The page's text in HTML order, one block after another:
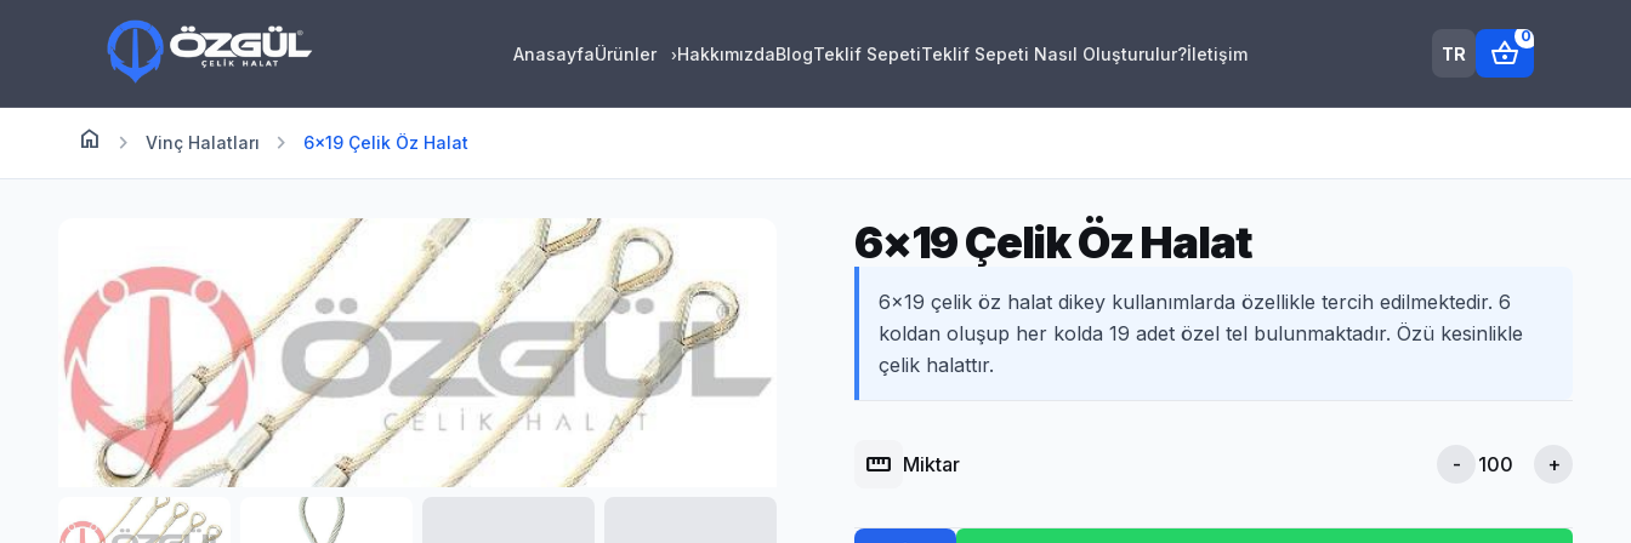
AnasayfaÜrünler ›HakkımızdaBlogTeklif SepetiTeklif Sepeti Nasıl Oluşturulur?İletişim TR shopping_basket
0
home Anasayfa
chevron_right Vinç Halatları chevron_right 6×19 Çelik Öz Halat
6×19 Çelik Öz Halat
6×19 çelik öz halat dikey kullanımlarda özellikle tercih edilmektedir. 6
koldan oluşup her kolda 19 adet özel tel bulunmaktadır. Özü kesinlikle
çelik halattır.
straighten Miktar - +